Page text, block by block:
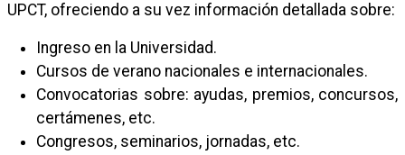
UPCT, ofreciendo a su vez información detallada sobre:
Ingreso en la Universidad.
Cursos de verano nacionales e internacionales.
Convocatorias sobre: ayudas, premios, concursos,
certámenes, etc.
Congresos, seminarios, jornadas, etc.